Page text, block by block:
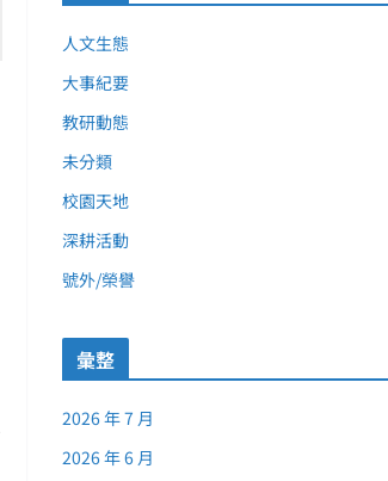
人文生態
大事紀要
教研動態
未分類
校園天地
深耕活動
號外/榮譽
彙整
2026 年 7 月
2026 年 6 月